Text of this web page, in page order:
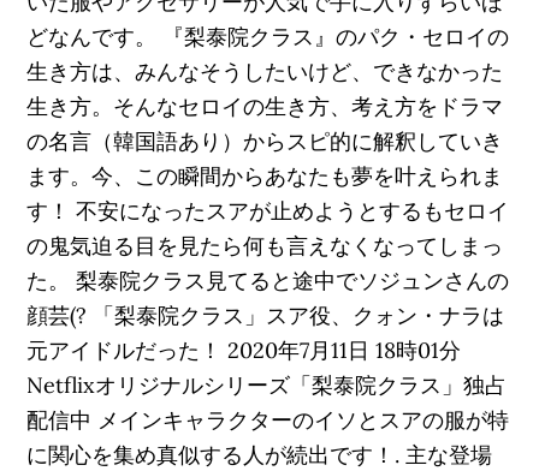
どなんです。 『梨泰院クラス』のパク・セロイの
生き方は、みんなそうしたいけど、できなかった
生き方。そんなセロイの生き方、考え方をドラマ
の名言（韓国語あり）からスピ的に解釈していき
ます。今、この瞬間からあなたも夢を叶えられま
す！ 不安になったスアが止めようとするもセロイ
の鬼気迫る目を見たら何も言えなくなってしまっ
た。 梨泰院クラス見てると途中でソジュンさんの
顔芸(? 「梨泰院クラス」スア役、クォン・ナラは
元アイドルだった！ 2020年7月11日 18時01分
Netflixオリジナルシリーズ「梨泰院クラス」独占
配信中 メインキャラクターのイソとスアの服が特
に関心を集め真似する人が続出です！. 主な登場